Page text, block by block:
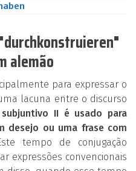
alemão
para expressar o
lacuna entre o discurso
subjuntivo II é usado para
desejo ou uma frase com
tempo de conjugação
expressões convencionais